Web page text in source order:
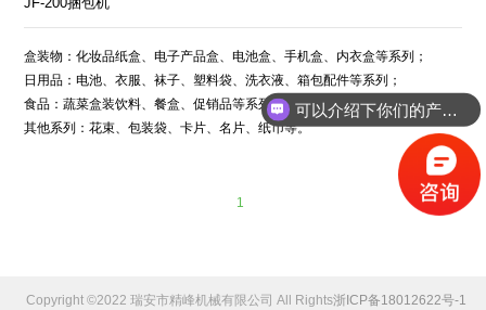
盒装物：化妆品纸盒、电子产品盒、电池盒、手机盒、内衣盒等系列；
日用品：电池、衣服、袜子、塑料袋、洗衣液、箱包配件等系列；
食品：蔬菜盒装饮料、餐盒、促销品等系列；
其他系列：花束、包装袋、卡片、名片、纸币等。
1
Copyright ©2022 瑞安市精峰机械有限公司 All Rights Reserved.浙ICP备18012622号-1
可以介绍下你们的产品么？